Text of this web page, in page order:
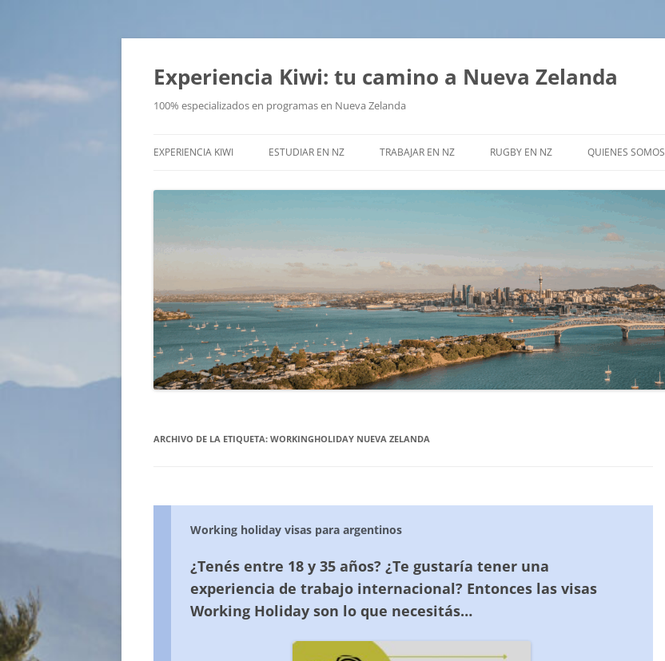
Saltar
Experiencia Kiwi: tu camino a Nueva Zelanda
100% especializados en programas en Nueva Zelanda
EXPERIENCIA KIWI ESTUDIAR EN NZ
PROGRAMAS PARA
ADOLESCENTES
NZCEL 5
¿DÓNDE ESTUDIAR? EN AUCKLAND
EN MOUNT MAUNGANUI
GUIA – ESTUDIAR INGLÉS Y
TRABAJAR EN NZ RUGBY EN NZ QUIENES SOMOS
ARCHIVO DE LA ETIQUETA: WORKINGHOLIDAY NUEVA ZELANDA
Working holiday visas para argentinos
¿Tenés entre 18 y 35 años? ¿Te gustaría tener una
experiencia de trabajo internacional? Entonces las visas
Working Holiday son lo que necesitás…